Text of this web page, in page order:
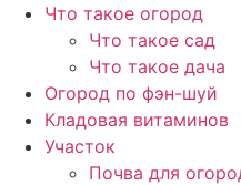
Перейти
содержимому
Что такое огород
Что такое сад
Что такое дача
Огород по фэн-шуй
Кладовая витаминов
Участок
Почва для